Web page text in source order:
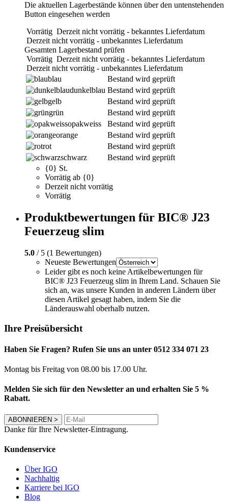
Die aktuellen Lagerbestände können über den untenstehenden
Button eingesehen werden
Vorrätig Derzeit nicht vorrätig - bekanntes Lieferdatum
Derzeit nicht vorrätig - unbekanntes Lieferdatum
Gesamten Lagerbestand prüfen
Vorrätig Derzeit nicht vorrätig - bekanntes Lieferdatum
Derzeit nicht vorrätig - unbekanntes Lieferdatum
blau
Bestand wird geprüft
dunkelblau Bestand wird geprüft
gelb
Bestand wird geprüft
grün
Bestand wird geprüft
opakweiss
Bestand wird geprüft
orange
Bestand wird geprüft
rot
Bestand wird geprüft
schwarz
Bestand wird geprüft
{0} St.
Vorrätig ab {0}
Derzeit nicht vorrätig
Vorrätig
Produktbewertungen für BIC® J23
Feuerzeug slim
5.0 / 5 (1 Bewertungen)
Neueste Bewertungen
Leider gibt es noch keine Artikelbewertungen für
BIC® J23 Feuerzeug slim in Ihrem Land. Schauen Sie
sich an, was unsere Kunden in anderen Ländern über
diesen Artikel gesagt haben, indem Sie die
Länderauswahl oberhalb nutzen.
Ihre Preisübersicht
Haben Sie Fragen? Rufen Sie uns an unter 0512 334 071 23
Montag bis Freitag von 08.00 bis 17.00 Uhr.
Melden Sie sich für den Newsletter an und erhalten Sie 5 %
Rabatt.
ABONNIEREN >
Danke für Ihre Newsletter-Eintragung.
Kundenservice
Über IGO
Nachhaltig
Karriere bei IGO
Blog